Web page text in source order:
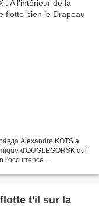
Alexandre KOTS a
d'OUGLEGORSK qui
l'occurrence
t'il sur la